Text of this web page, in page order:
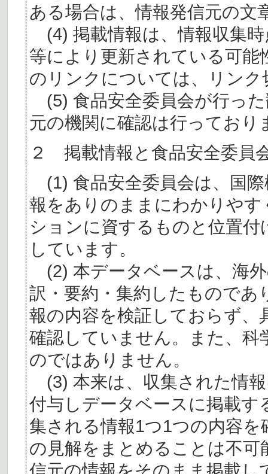
ある場合は、情報発信元の文
(4) 掲載情報は、情報収集
等により更新されている可
のリンクについては、リン
(5) 食品安全委員会が行っ
元の機関に確認は行っており
２ 掲載情報と食品安全委員
(1) 食品安全委員会は、国
報をありのままにわかりや
ションに資するものと位置
しています。
(2) 本データベースは、海
訳・要約・集約したものであ
報の内容を検証しておらず、
確認していません。また、
のではありません。
(3) 本来は、収集された情
付与しデータベースに掲載
集される情報1つ1つの内容
の見解をまとめることは不